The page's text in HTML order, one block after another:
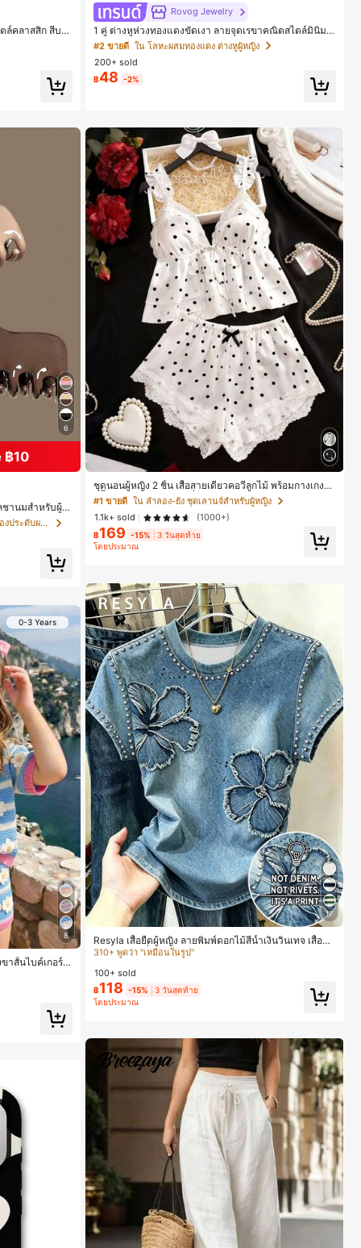
ล์คลาสสิก สีบล็
6
฿10
านมสำหรับผู้ห
จัดแต่งทรงผม
ใน โปรโมชั่นต้อนรับเปิดเทอม เครื่องประดับผมผู้หญิง
0-3 Years
8
าสั้นไบค์เกอร์รั
Rovog Jewelry
1 คู่ ต่างหูห่วงทองแดงขัดเงา ลายจุดเรขาคณิตสไตล์มินิมอ
ล เหมาะสำหรับสวมใส่ประจำวันแบบสบายๆ สำหรับผู้หญิง
#2 ขายดี ใน โลหะผสมทองแดง ต่างหูผู้หญิง
200+ sold
฿48 -2%
ชุดนอนผู้หญิง 2 ชิ้น เสื้อสายเดี่ยวคอวีลูกไม้ พร้อมกางเกงข
าสั้นแต่งลูกไม้ แต่งโบว์ที่เอว ชุดลำลองผู้หญิงนุ่มสบายน่ารั
ก สไตล์เอสเธติก
#1 ขายดี ใน ลำลอง-ยัง ชุดเลานจ์สำหรับผู้หญิง
1.1k+ sold
(1000+)
฿169 -15%
3 วันสุดท้าย
โดยประมาณ
17
Resyla เสื้อยืดผู้หญิง ลายพิมพ์ดอกไม้สีน้ำเงินวินเทจ เสื้อสำ
หรับออกไปเที่ยวฤดูร้อน ดีไซน์กราฟิก สบายๆ อเนกประสงค์
ใน หลากสี เสื้อยืดผู้หญิง
310+ พูดว่า "เหมือนในรูป"
#5 ขายดี
ใน หลากสี เสื้อยืดผู้หญิง
310+ พูดว่า "เหมือนในรูป"
#5 ขายดี
ใน หลากสี เสื้อยืดผู้หญิง
310+ พูดว่า "เหมือนในรูป"
#5 ขายดี
ใน หลากสี เสื้อยืดผู้หญิง
100+ sold
฿118 -15%
3 วันสุดท้าย
โดยประมาณ